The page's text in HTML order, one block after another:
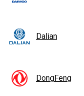
Dalian
DongFeng